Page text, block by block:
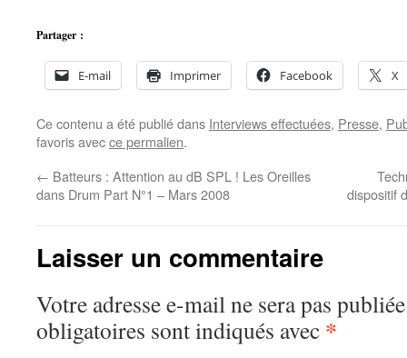
Partager :
E-mail Imprimer Facebook X
Ce contenu a été publié dans Interviews effectuées, Presse,
favoris avecce permalien.
← Batteurs : Attention au dB SPL ! Les Oreilles
dans Drum Part N°1 – Mars 2008
dispositif
Laisser un commentaire
Votre adresse e-mail ne sera pas
obligatoires sont indiqués avec *